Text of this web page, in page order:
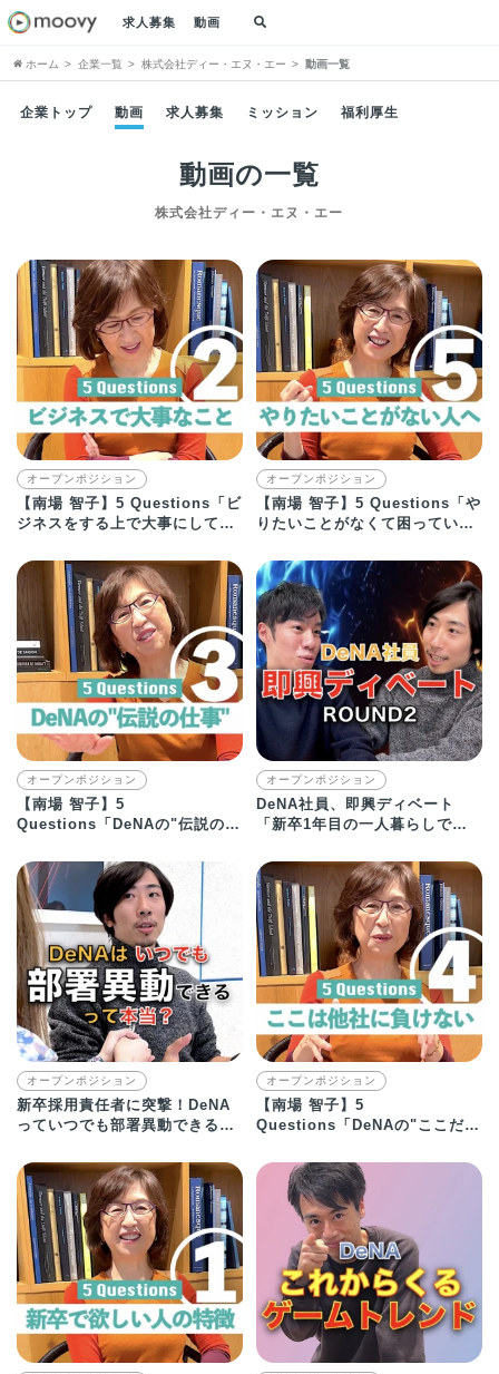
求人募集 動画
ホーム 企業一覧 株式会社ディー・エヌ・エー 動画一覧
企業トップ 動画 求人募集 ミッション 福利厚生
動画の一覧
株式会社ディー・エヌ・エー
オープンポジション
【南場 智子】5 Questions「ビ
ジネスをする上で大事にしてい
オープンポジション
【南場 智子】5 Questions「や
りたいことがなくて困っている
オープンポジション
【南場 智子】5
Questions「DeNAの"伝説の仕
オープンポジション
DeNA社員、即興ディベート
「新卒1年目の一人暮らしで買
オープンポジション
新卒採用責任者に突撃！DeNA
っていつでも部署異動できるっ
オープンポジション
【南場 智子】5
Questions「DeNAの"ここだけ